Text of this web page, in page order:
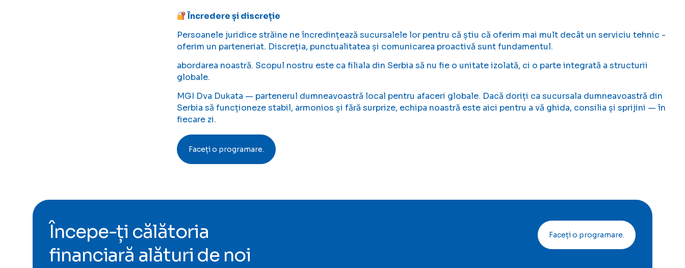
Încredere și discreție
Persoanele juridice străine ne încredințează sucursalele lor pentru că știu că oferim mai mult decât un serviciu tehnic -
oferim un parteneriat. Discreția, punctualitatea și comunicarea proactivă sunt fundamentul.
abordarea noastră. Scopul nostru este ca filiala din Serbia să nu fie o unitate izolată, ci o parte integrată a structurii
globale.
MGI Dva Dukata — partenerul dumneavoastră local pentru afaceri globale. Dacă doriți ca sucursala dumneavoastră din
Serbia să funcționeze stabil, armonios și fără surprize, echipa noastră este aici pentru a vă ghida, consilia și sprijini — în
fiecare zi.
Faceți o programare.
Începe-ți călătoria
financiară alături de noi
Faceți o programare.